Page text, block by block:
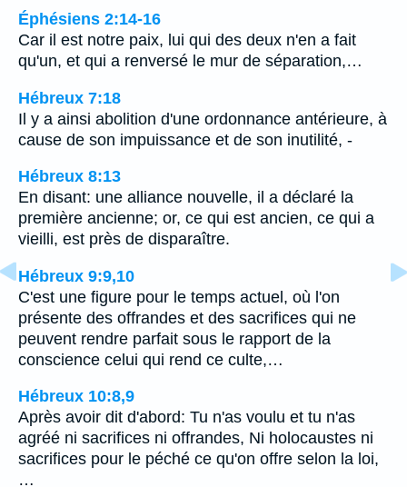
Éphésiens 2:14-16
Car il est notre paix, lui qui des deux n'en a fait
qu'un, et qui a renversé le mur de séparation,…
Hébreux 7:18
Il y a ainsi abolition d'une ordonnance antérieure, à
cause de son impuissance et de son inutilité, -
Hébreux 8:13
En disant: une alliance nouvelle, il a déclaré la
première ancienne; or, ce qui est ancien, ce qui a
vieilli, est près de disparaître.
Hébreux 9:9,10
C'est une figure pour le temps actuel, où l'on
présente des offrandes et des sacrifices qui ne
peuvent rendre parfait sous le rapport de la
conscience celui qui rend ce culte,…
Hébreux 10:8,9
Après avoir dit d'abord: Tu n'as voulu et tu n'as
agréé ni sacrifices ni offrandes, Ni holocaustes ni
sacrifices pour le péché ce qu'on offre selon la loi,
…